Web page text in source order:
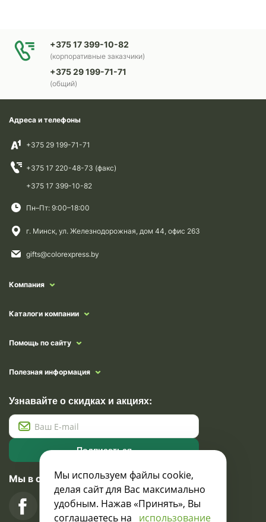
+375 17 399-10-82
(корпоративные заказчики)
+375 29 199-71-71
(общий)
Адреса и телефоны
+375 29 199-71-71
+375 17 220-48-73 (факс)
+375 17 399-10-82
Пн–Пт: 9:00–18:00
г. Минск, ул. Железнодорожная, дом 44, офис 263
gifts@colorexpress.by
Компания
Каталоги компании
Помощь по сайту
Полезная информация
Узнавайте о скидках и акциях:
Подписаться
Мы в социальных сетях
Мы используем файлы cookie,
делая сайт для Вас максимально
удобным. Нажав «Принять», Вы
соглашаетесь на использование